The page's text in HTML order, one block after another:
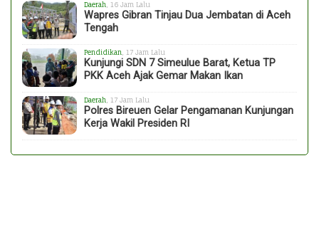
Daerah , 16 Jam Lalu
Wapres Gibran Tinjau Dua Jembatan di Aceh
Tengah
Pendidikan , 17 Jam Lalu
Kunjungi SDN 7 Simeulue Barat, Ketua TP
PKK Aceh Ajak Gemar Makan Ikan
Daerah , 17 Jam Lalu
Polres Bireuen Gelar Pengamanan Kunjungan
Kerja Wakil Presiden RI